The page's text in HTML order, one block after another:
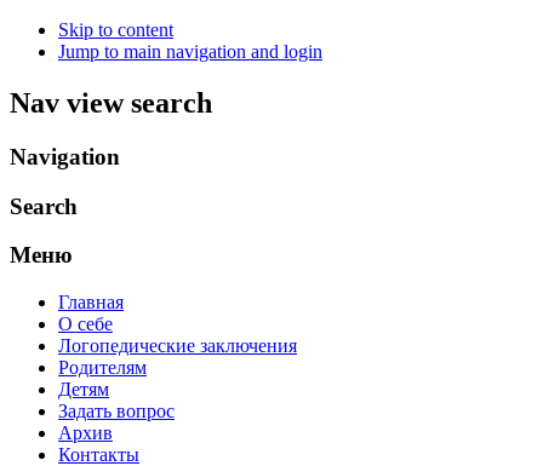
Skip to content
Jump to main navigation and login
Nav view search
Navigation
Search
Меню
Главная
О себе
Логопедические заключения
Родителям
Детям
Задать вопрос
Архив
Контакты